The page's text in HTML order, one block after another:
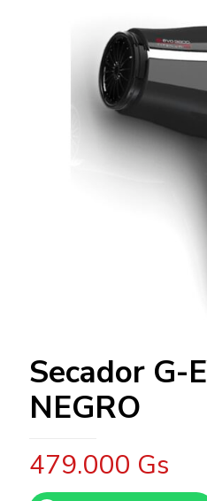
Secador G-
NEGRO
479.000 Gs